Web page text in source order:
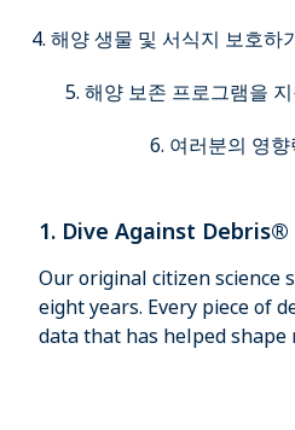
4. 해양 생물 및 서식지 보호하
5. 해양 보존 프로그램을
6. 여러분의 영
1. Dive Against Debris®
Our original citizen science
eight years. Every piece of
data that has helped shape